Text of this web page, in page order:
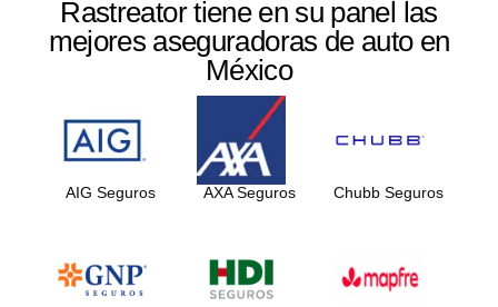
Rastreator tiene en su panel las
mejores aseguradoras de auto en
México
AIG Seguros AXA Seguros Chubb Seguros